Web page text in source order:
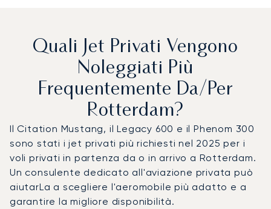
Quali Jet Privati Vengono
Noleggiati Più
Frequentemente Da/per
Rotterdam?
Il Citation Mustang, il Legacy 600 e il Phenom 300
sono stati i jet privati più richiesti nel 2025 per i
voli privati in partenza da o in arrivo a Rotterdam.
Un consulente dedicato all'aviazione privata può
aiutarLa a scegliere l'aeromobile più adatto e a
garantire la migliore disponibilità.